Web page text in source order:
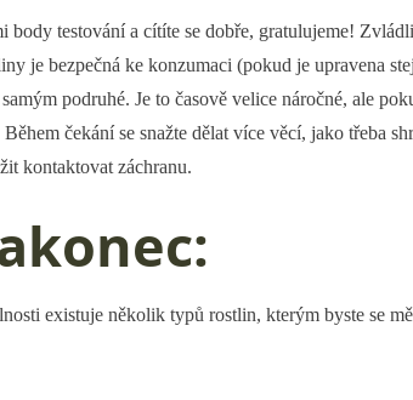
body testování a cítíte se dobře, gratulujeme!
je bezpečná ke konzumaci (pokud je upravena
podruhé. Je to časově velice náročné, ale
čekání se snažte dělat více věcí, jako třeba
kontaktovat záchranu.
existuje několik typů rostlin, kterým byste se